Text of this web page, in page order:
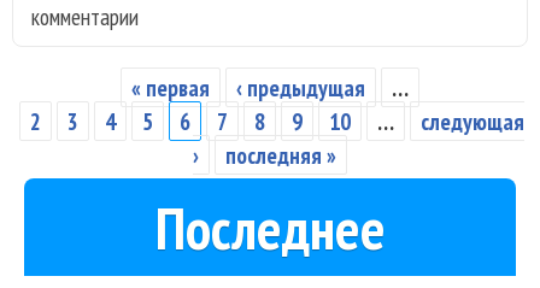
комментарии
Страницы
« первая ‹ предыдущая
…
2
3 4 5 6 7 8 9 10 …
следующая
›
последняя »
Последнее